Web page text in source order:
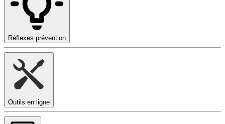
Réflexes prévention
Outils en ligne